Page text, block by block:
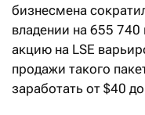
бизнесмена
владении на 655 740
акцию на LSE
продажи такого
заработать от $40